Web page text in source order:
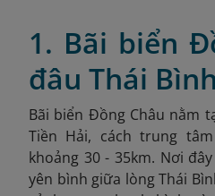
1. Bãi biển
đâu Thái
Bãi biển Đồng Châu nằm
Tiền Hải, cách trung
khoảng 30 - 35km. Nơi
yên bình giữa lòng Thái